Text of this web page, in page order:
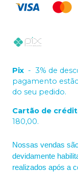
Pix - 3% de
pagamento
do seu pedido.
Cartão de
180,00.
Nossas vendas
devidamente
realizados após a